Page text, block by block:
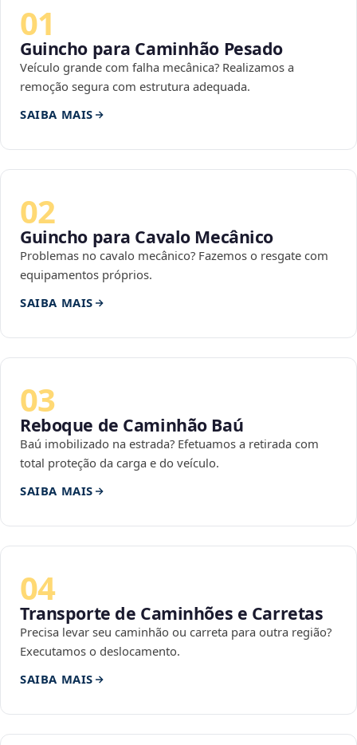
01
Guincho para Caminhão Pesado
Veículo grande com falha mecânica? Realizamos a
remoção segura com estrutura adequada.
SAIBA MAIS
02
Guincho para Cavalo Mecânico
Problemas no cavalo mecânico? Fazemos o resgate com
equipamentos próprios.
SAIBA MAIS
03
Reboque de Caminhão Baú
Baú imobilizado na estrada? Efetuamos a retirada com
total proteção da carga e do veículo.
SAIBA MAIS
04
Transporte de Caminhões e Carretas
Precisa levar seu caminhão ou carreta para outra região?
Executamos o deslocamento.
SAIBA MAIS